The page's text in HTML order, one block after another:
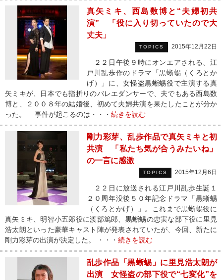
真矢ミキ、西島数博と“夫婦初共
演” 「役に入り切っていたので大
丈夫」
TOPICS 2015年12月22日
２２日午後９時にオンエアされる、江
戸川乱歩作のドラマ「黒蜥蜴（くろとか
げ）」に、女怪盗黒蜥蜴役で主演する真
矢ミキが、日本でも指折りのバレエダンサーで、夫でもある西島数
博と、２００８年の結婚後、初めて夫婦共演を果たしたことが分か
った。 事件が起こるのは・・・ 続きを読む
剛力彩芽、乱歩作品で真矢ミキと初
共演 「私たち気が合うみたいね」
の一言に感激
TOPICS 2015年12月6日
２２日に放送される江戸川乱歩生誕１
２０周年没後５０年記念ドラマ「黒蜥蜴
（くろとかげ）」。これまで黒蜥蜴役に
真矢ミキ、明智小五郎役に渡部篤郎、黒蜥蜴の忠実な部下役に里見
浩太朗といった豪華キャスト陣が発表されていたが、今回、新たに
剛力彩芽の出演が決定した。 ・・・ 続きを読む
乱歩作品「黒蜥蜴」に里見浩太朗が
出演 女怪盗の部下役で“七変化”を